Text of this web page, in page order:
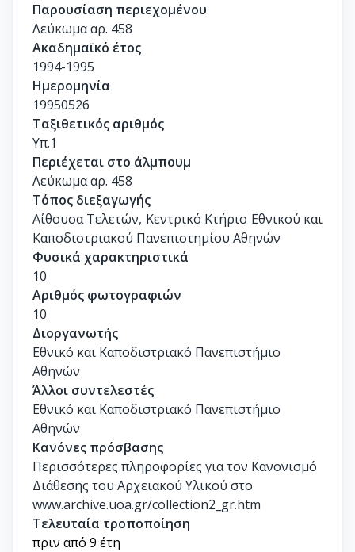
Παρουσίαση περιεχομένου
Λεύκωμα αρ. 458
Ακαδημαϊκό έτος
1994-1995
Ημερομηνία
19950526
Ταξιθετικός αριθμός
Υπ.1
Περιέχεται στο άλμπουμ
Λεύκωμα αρ. 458
Τόπος διεξαγωγής
Αίθουσα Τελετών, Κεντρικό Κτήριο Εθνικού και
Καποδιστριακού Πανεπιστημίου Αθηνών
Φυσικά χαρακτηριστικά
10
Αριθμός φωτογραφιών
10
Διοργανωτής
Εθνικό και Καποδιστριακό Πανεπιστήμιο
Αθηνών
Άλλοι συντελεστές
Εθνικό και Καποδιστριακό Πανεπιστήμιο
Αθηνών
Κανόνες πρόσβασης
Περισσότερες πληροφορίες για τον Κανονισμό
Διάθεσης του Αρχειακού Υλικού στο
www.archive.uoa.gr/collection2_gr.htm
Τελευταία τροποποίηση
πριν από 9 έτη